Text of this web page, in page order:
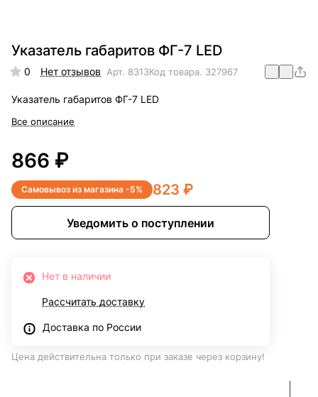
Указатель габаритов ФГ-7 LED
0 Нет отзывов Арт. 8313Код товара. 327967
Указатель габаритов ФГ-7 LED
Все описание
866 ₽
Самовывоз из магазина -5% 823 ₽
Уведомить о поступлении
Нет в наличии
Рассчитать доставку
Доставка по России
Цена действительна только при заказе через корзину!